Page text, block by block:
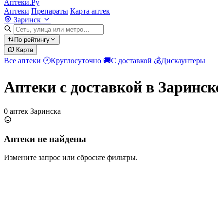
Аптеки.Ру
Аптеки Препараты Карта аптек
Заринск
По рейтингу
Карта
Все аптеки 🕐Круглосуточно 🚚С доставкой 💰Дискаунтеры
Аптеки с доставкой в
0 аптек Заринска
Аптеки не найдены
Измените запрос или сбросьте фильтры.